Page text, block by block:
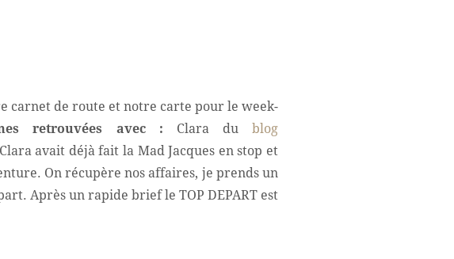
carnet de route et notre carte pour le week-
retrouvées avec : Clara du blog
avait déjà fait la Mad Jacques en stop et
On récupère nos affaires, je prends un
Après un rapide brief le TOP DEPART est